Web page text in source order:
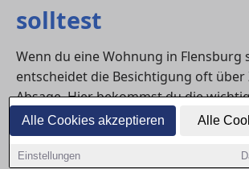
Alle Cookies akzeptieren Alle
Einstellungen
solltest
Wenn du eine Wohnung in Flensburg
entscheidet die Besichtigung oft über
Absage. Hier bekommst du die
suchrelevanten Fragen mit kurzen
du schneller bewertest, ob die
wie du deine Chancen im nächsten